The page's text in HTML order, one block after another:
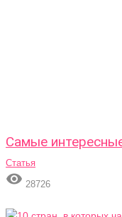
Самые
Статья
 28726